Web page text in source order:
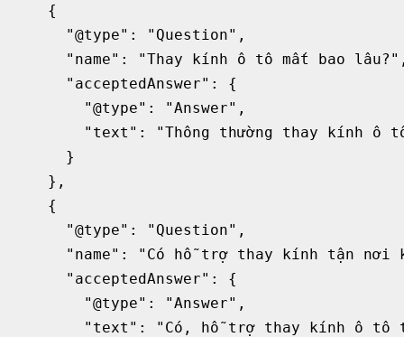
    {
      "@type": "Question",
"name": "Thay kính ô tô mất bao
      "acceptedAnswer": {
        "@type": "Answer",
"text": "Thông thường thay kính ô
      }
    },
    {
      "@type": "Question",
"name": "Có hỗ trợ thay kính tận nơi
      "acceptedAnswer": {
        "@type": "Answer",
"text": "Có, hỗ trợ thay kính ô tô